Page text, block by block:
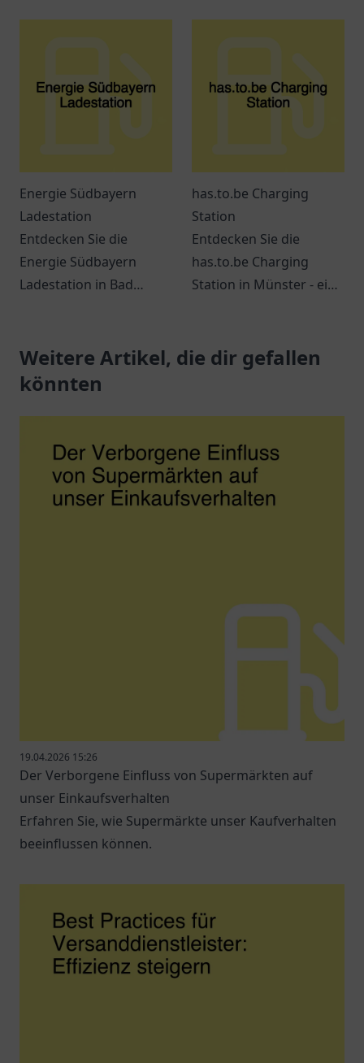
Dienstleistungen
komfortable Anlaufstelle
Energie Südbayern
Ladestation
Entdecken Sie die
Energie Südbayern
Ladestation in Bad
mit Elektrofahrzeugen.
has.to.be Charging
Station
Entdecken Sie die
has.to.be Charging
Station in Münster - ein
Autofahrer mit
großartigen
Weitere Artikel, die dir gefallen
könnten
19.04.2026 15:26
Der Verborgene Einfluss von Supermärkten auf
unser Einkaufsverhalten
Erfahren Sie, wie Supermärkte unser Kaufverhalten
beeinflussen können.